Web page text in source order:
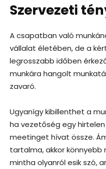
Szervezeti
A csapatban való
vállalat életében, de a
legrosszabb időben
munkára hangolt
zavaró.
Ugyanígy kibillenthet a
ha vezetőség egy
meetinget hívat össze.
tartalma, akkor
mintha olyanról esik szó,